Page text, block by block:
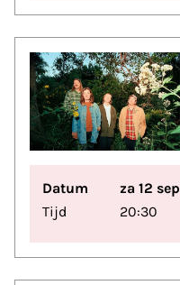
Datum
za 12 sep
Tijd
20:30